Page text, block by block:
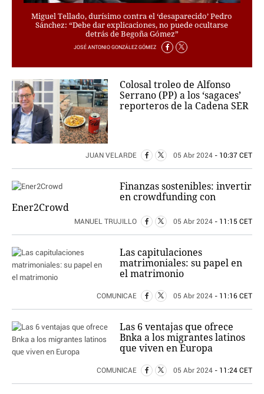
Miguel Tellado, durísimo contra el ‘desaparecido’ Pedro
Sánchez: “Debe dar explicaciones, no puede ocultarse
detrás de Begoña Gómez”
JOSÉ ANTONIO GONZÁLEZ GÓMEZ
Colosal troleo de Alfonso
Serrano (PP) a los ‘sagaces’
reporteros de la Cadena SER
JUAN VELARDE 05 Abr 2024 - 10:37 CET
Finanzas sostenibles: invertir
en crowdfunding con
Ener2Crowd
MANUEL TRUJILLO 05 Abr 2024 - 11:15 CET
Las capitulaciones
matrimoniales: su papel en
el matrimonio
COMUNICAE 05 Abr 2024 - 11:16 CET
Las 6 ventajas que ofrece
Bnka a los migrantes latinos
que viven en Europa
COMUNICAE 05 Abr 2024 - 11:24 CET